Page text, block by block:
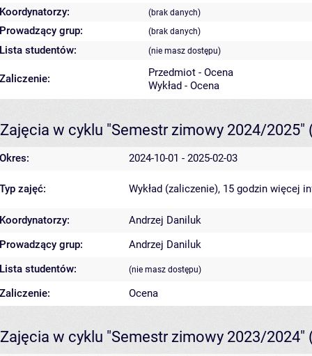
Koordynatorzy:
(brak danych)
Prowadzący grup: (brak danych)
Lista studentów: (nie masz dostępu)
Zaliczenie:
Przedmiot - Ocena
Wykład - Ocena
Zajęcia w cyklu "Semestr zimowy 2024/2025"
Okres: 2024-10-01 - 2025-02-03
Typ zajęć: Wykład (zaliczenie), 15 godzin więcej
Koordynatorzy:
Andrzej Daniluk
Prowadzący grup:
Andrzej Daniluk
Lista studentów:
(nie masz dostępu)
Zaliczenie: Ocena
Zajęcia w cyklu "Semestr zimowy 2023/2024"